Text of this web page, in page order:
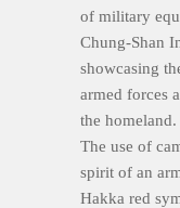
of military
Chung-Shan
showcasing
armed forces
the homeland.
The use of
spirit of an
Hakka red